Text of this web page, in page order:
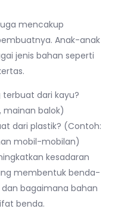
mencakup
Anak-anak
jenis bahan seperti
terbuat dari kayu?
mainan balok)
dari plastik? (Contoh:
mobil-mobilan)
kesadaran
membentuk benda-
bagaimana bahan
benda.